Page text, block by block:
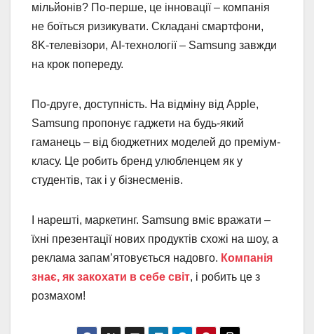
мільйонів? По-перше, це інновації – компанія
не боїться ризикувати. Складані смартфони,
8K-телевізори, AI-технології – Samsung завжди
на крок попереду.
По-друге, доступність. На відміну від Apple,
Samsung пропонує гаджети на будь-який
гаманець – від бюджетних моделей до преміум-
класу. Це робить бренд улюбленцем як у
студентів, так і у бізнесменів.
І нарешті, маркетинг. Samsung вміє вражати –
їхні презентації нових продуктів схожі на шоу, а
реклама запам’ятовується надовго. Компанія
знає, як закохати в себе світ, і робить це з
розмахом!